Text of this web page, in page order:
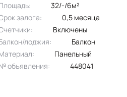
32/-/6м²
залога:
0,5 месяца
включены
лоджия:
балкон
панельный
объявления: 448041